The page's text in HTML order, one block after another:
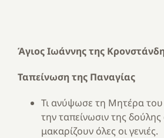
Άγιος Ιωάννης της
Ταπείνωση της Παναγίας
Τι ανύψωσε τη Μητέρα
την ταπείνωσιν της
μακαρίζουν όλες οι γενιές.